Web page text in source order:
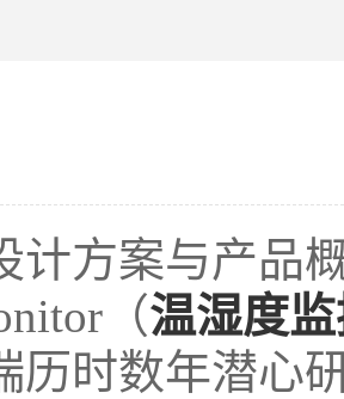
计方案与产品
（温湿度
历时数年潜心